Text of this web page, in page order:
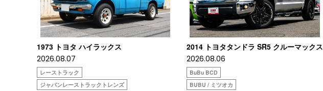
1973 トヨタ ハイラックス
2026.08.07
レーストラック
ジャパンレーストラックトレンズ
2014 トヨタタンドラ SR5 クルーマックス
2026.08.06
BuBu BCD
BUBU / ミツオカ